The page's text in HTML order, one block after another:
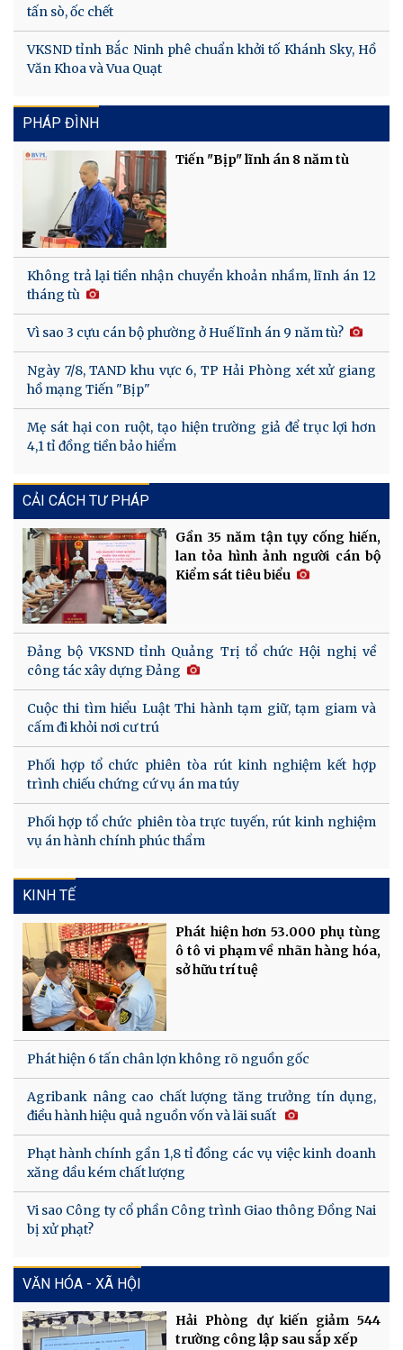
tấn sò, ốc chết
VKSND tỉnh Bắc Ninh phê chuẩn khởi tố Khánh Sky, Hồ
Văn Khoa và Vua Quạt
PHÁP ĐÌNH
Tiến "Bịp" lĩnh án 8 năm tù
Không trả lại tiền nhận chuyển khoản nhầm, lĩnh án 12
tháng tù
Vì sao 3 cựu cán bộ phường ở Huế lĩnh án 9 năm tù?
Ngày 7/8, TAND khu vực 6, TP Hải Phòng xét xử giang
hồ mạng Tiến "Bịp"
Mẹ sát hại con ruột, tạo hiện trường giả để trục lợi hơn
4,1 tỉ đồng tiền bảo hiểm
CẢI CÁCH TƯ PHÁP
Gần 35 năm tận tụy cống hiến,
lan tỏa hình ảnh người cán bộ
Kiểm sát tiêu biểu
Đảng bộ VKSND tỉnh Quảng Trị tổ chức Hội nghị về
công tác xây dựng Đảng
Cuộc thi tìm hiểu Luật Thi hành tạm giữ, tạm giam và
cấm đi khỏi nơi cư trú
Phối hợp tổ chức phiên tòa rút kinh nghiệm kết hợp
trình chiếu chứng cứ vụ án ma túy
Phối hợp tổ chức phiên tòa trực tuyến, rút kinh nghiệm
vụ án hành chính phúc thẩm
KINH TẾ
Phát hiện hơn 53.000 phụ tùng
ô tô vi phạm về nhãn hàng hóa,
sở hữu trí tuệ
Phát hiện 6 tấn chân lợn không rõ nguồn gốc
Agribank nâng cao chất lượng tăng trưởng tín dụng,
điều hành hiệu quả nguồn vốn và lãi suất
Phạt hành chính gần 1,8 tỉ đồng các vụ việc kinh doanh
xăng dầu kém chất lượng
Vi sao Công ty cổ phần Công trình Giao thông Đồng Nai
bị xử phạt?
VĂN HÓA - XÃ HỘI
Hải Phòng dự kiến giảm 544
trường công lập sau sắp xếp